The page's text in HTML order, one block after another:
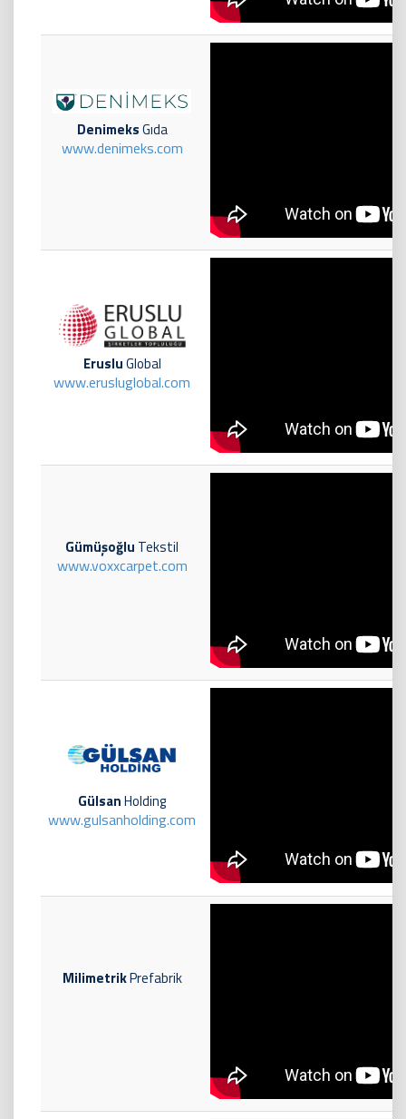
DenimeksGıda
www.denimeks.com
ErusluGlobal
www.erusluglobal.com
Gümüşoğlu Tekstil
www.voxxcarpet.com
GülsanHolding
www.gulsanholding.com
MilimetrikPrefabrik